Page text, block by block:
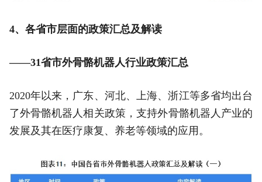
4、各省市层面的政策汇总及解读
——31省市外骨骼机器人行业政策汇总
2020年以来，广东、河北、上海、浙江等多省均出台
了外骨骼机器人相关政策，支持外骨骼机器人产业的
发展及其在医疗康复、养老等领域的应用。